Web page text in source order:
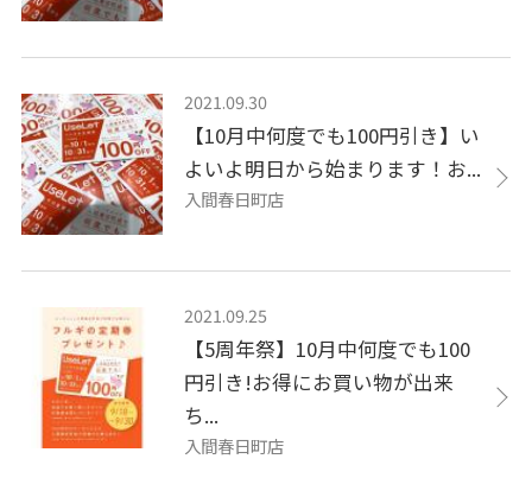
2021.09.30
【10月中何度でも100円引き】い
よいよ明日から始まります！お...
入間春日町店
2021.09.25
【5周年祭】10月中何度でも100
円引き!お得にお買い物が出来
ち...
入間春日町店